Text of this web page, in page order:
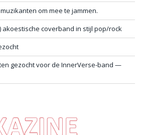
om mee te jammen.
akoestische coverband in stijl pop/rock
gezocht voor de InnerVerse-band —